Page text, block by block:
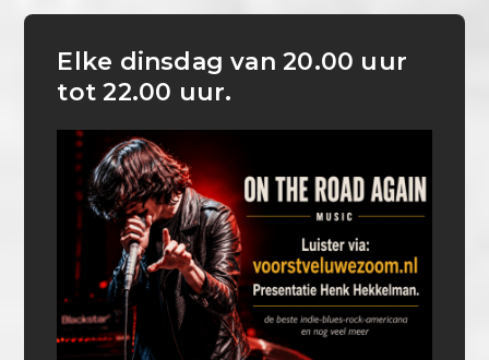
Elke dinsdag van 20.00 uur
tot 22.00 uur.